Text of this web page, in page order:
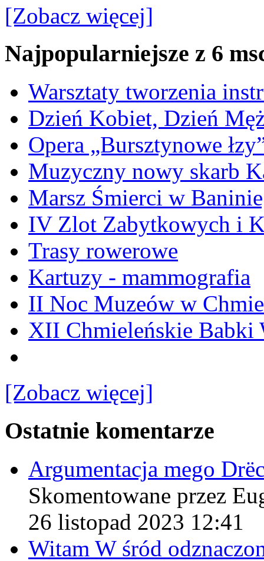
[Zobacz więcej]
Najpopularniejsze z 6
Warsztaty tworzenia
Dzień Kobiet, Dzień
Opera „Bursztynowe
Muzyczny nowy skarb
Marsz Śmierci w
IV Zlot Zabytkowych i
Trasy rowerowe
Kartuzy - mammografia
II Noc Muzeów w
XII Chmieleńskie Babki
[Zobacz więcej]
Ostatnie komentarze
Argumentacja mego
Skomentowane przez
26 listopad 2023 12:41
Witam W śród